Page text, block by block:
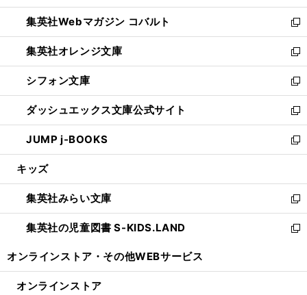
開
く
ウ
で
開
く
ン
ド
ウ
で
開
く
ウ
ィ
ン
ド
ウ
で
開
く
集英社Webマガジン コバルト
新
し
い
ウ
ィ
ン
ド
ウ
で
開
集英社オレンジ文庫
新
し
い
ウ
ィ
ン
ド
ウ
開
く
シフォン文庫
新
し
い
ウ
ィ
ン
ウ
で
開
く
ダッシュエックス文庫公式サイト
新
し
い
ウ
ン
ド
ウ
で
JUMP j-BOOKS
新
し
ウ
ィ
ン
ド
開
キッズ
集英社みらい文庫
新
し
い
ン
集英社の児童図書 S-KIDS.LAND
新
ウ
オンラインストア・ その他WEBサービス
オンラインストア